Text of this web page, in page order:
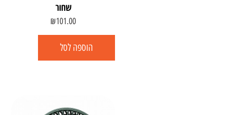
שחור
₪101.00
הוספה לסל